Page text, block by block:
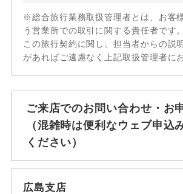
※総合旅行業務取扱管理者とは、お客
う営業所での取引に関する責任者です。
この旅行契約に関し、担当者からの説
があればご遠慮なく上記取扱管理者に
ご来店でのお問い合わせ・お
（混雑時は便利なウェブ申込
ください）
広島支店